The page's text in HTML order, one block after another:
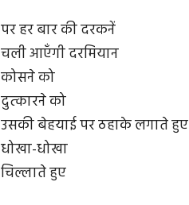
पर हर बार की दरकनें
चली आएँगी दरमियान
कोसने को
दुत्कारने को
उसकी बेहयाई पर ठहाके लगाते हुए
धोखा-धोखा
चिल्लाते हुए